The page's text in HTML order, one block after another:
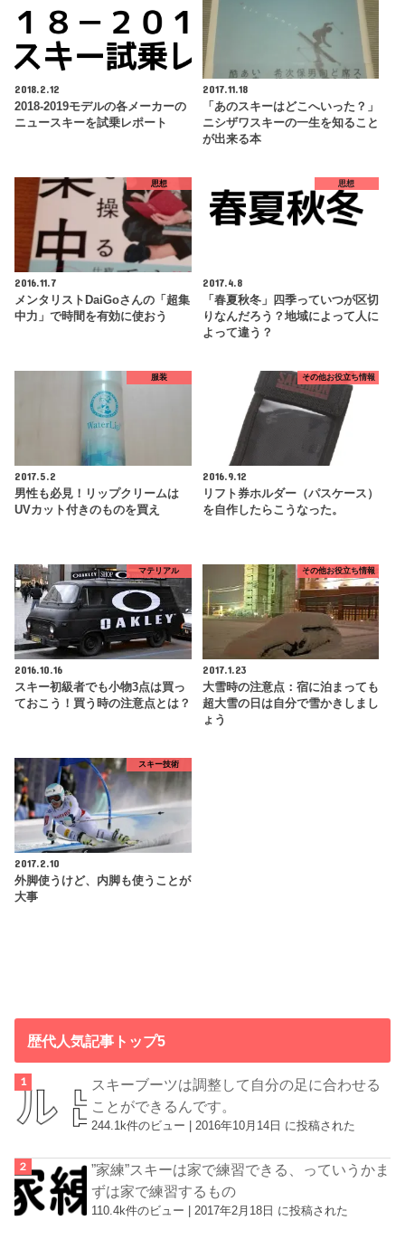
2018.2.12
2018-2019モデルの各メーカーの
ニュースキーを試乗レポート
2017.11.18
「あのスキーはどこへいった？」
ニシザワスキーの一生を知ること
が出来る本
思想
2016.11.7
メンタリストDaiGoさんの「超集
中力」で時間を有効に使おう
思想
2017.4.8
「春夏秋冬」四季っていつが区切
りなんだろう？地域によって人に
よって違う？
服装
2017.5.2
男性も必見！リップクリームは
UVカット付きのものを買え
その他お役立ち情報
2016.9.12
リフト券ホルダー（パスケース）
を自作したらこうなった。
マテリアル
2016.10.16
スキー初級者でも小物3点は買っ
ておこう！買う時の注意点とは？
その他お役立ち情報
2017.1.23
大雪時の注意点：宿に泊まっても
超大雪の日は自分で雪かきしまし
ょう
スキー技術
2017.2.10
外脚使うけど、内脚も使うことが
大事
歴代人気記事トップ5
スキーブーツは調整して自分の足に合わせる
ことができるんです。
244.1k件のビュー |2016年10月14日 に投稿された
”家練”スキーは家で練習できる、っていうかま
ずは家で練習するもの
110.4k件のビュー 2017年2月18日 に投稿された